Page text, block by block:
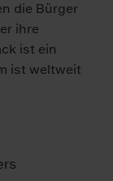
die Bürger
ihre
ist ein
ist weltweit